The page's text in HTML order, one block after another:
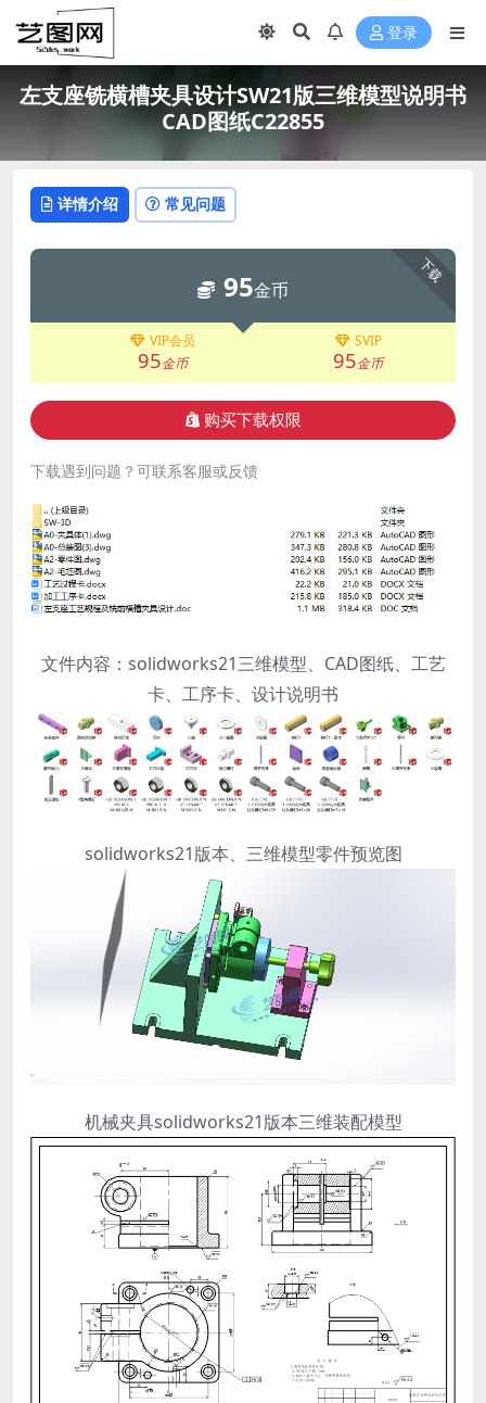
登录
左支座铣横槽夹具设计SW21版三维模型说明书
CAD图纸C22855
详情介绍 常见问题
下载
95金币
VIP会员
95金币
SVIP
95金币
购买下载权限
下载遇到问题？可联系客服或反馈
文件内容：solidworks21三维模型、CAD图纸、工艺
卡、工序卡、设计说明书
solidworks21版本、三维模型零件预览图
机械夹具solidworks21版本三维装配模型